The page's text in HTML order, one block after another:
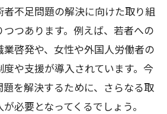
不足問題の解決に向けた取り組
つあります。例えば、若者への
啓発や、女性や外国人労働者の
や支援が導入されています。今
を解決するために、さらなる取
必要となってくるでしょう。